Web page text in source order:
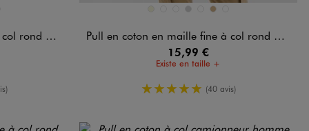
homme
BLEU FONCE
GRIS CLAIRNOIR STANDARD
OCRE
Pull en coton en maille fine à col rond homme
15,99 €
Existe en taille +
5/5 de moyenne
(40 avis)